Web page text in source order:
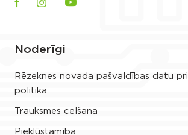
Noderīgi
Rēzeknes novada pašvaldības datu
politika
Trauksmes celšana
Piekļūstamība